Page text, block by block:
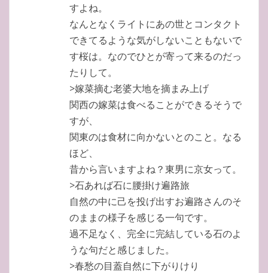
すよね。
なんとなくライトにあの世とコンタクト
できてるような気がしないこともないで
す桜は。なのでひとが寄って来るのだっ
たりして。
>嫁菜摘む老婆大地を摘まみ上げ
関西の嫁菜は食べることができるそうで
すが、
関東のは食材に向かないとのこと。なる
ほど、
昔から言いますよね？東男に京女って。
>石あれば石に腰掛け遍路旅
自然の中に己を投げ出すお遍路さんのそ
のままの様子を感じる一句です。
過不足なく、完全に完結している石のよ
うな句だと感じました。
>春愁の目蓋自然に下がりけり